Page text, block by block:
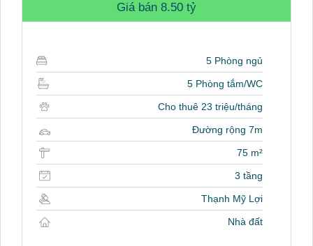
Giá bán 8.50 tỷ
5 Phòng ngủ
5 Phòng tắm/WC
Cho thuê 23 triệu/tháng
Đường rộng 7m
75 m²
3 tầng
Thạnh Mỹ Lợi
Nhà đất